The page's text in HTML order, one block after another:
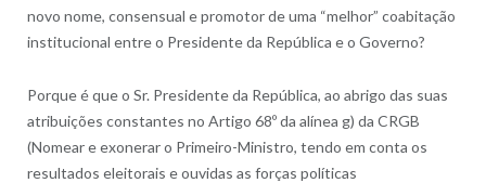
novo nome, consensual e promotor de uma “melhor” coabitação
institucional entre o Presidente da República e o Governo?
Porque é que o Sr. Presidente da República, ao abrigo das suas
atribuições constantes no Artigo 68º da alínea g) da CRGB
(Nomear e exonerar o Primeiro-Ministro, tendo em conta os
resultados eleitorais e ouvidas as forças políticas